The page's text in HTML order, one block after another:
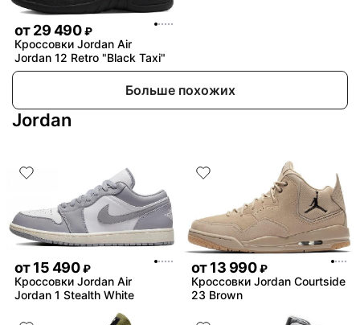
от29 490 ₽
Кроссовки Jordan Air
Jordan 12 Retro "Black Taxi"
Больше похожих
Jordan
от15 490 ₽
Кроссовки Jordan Air
Jordan 1 Stealth White
от13 990 ₽
Кроссовки Jordan Courtside
23 Brown